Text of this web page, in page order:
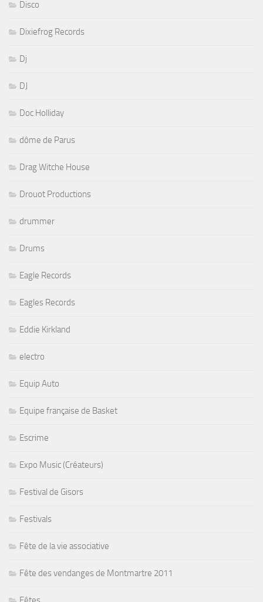
Disco
Dixiefrog Records
Dj
DJ
Doc Holliday
dôme de Parus
Drag Witche House
Drouot Productions
drummer
Drums
Eagle Records
Eagles Records
Eddie Kirkland
electro
Equip Auto
Equipe française de Basket
Escrime
Expo Music (Créateurs)
Festival de Gisors
Festivals
Fête de la vie associative
Fête des vendanges de Montmartre 2011